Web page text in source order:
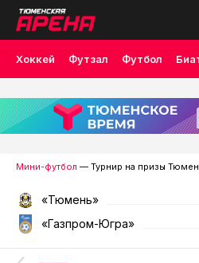
Хоккей Футзал Футбол
Лыжные гонки Волейбол
Скалолазание Велоспорт
Мини-футбол — Турнир на призы
«Тюмень»
«Газпром-Югра»